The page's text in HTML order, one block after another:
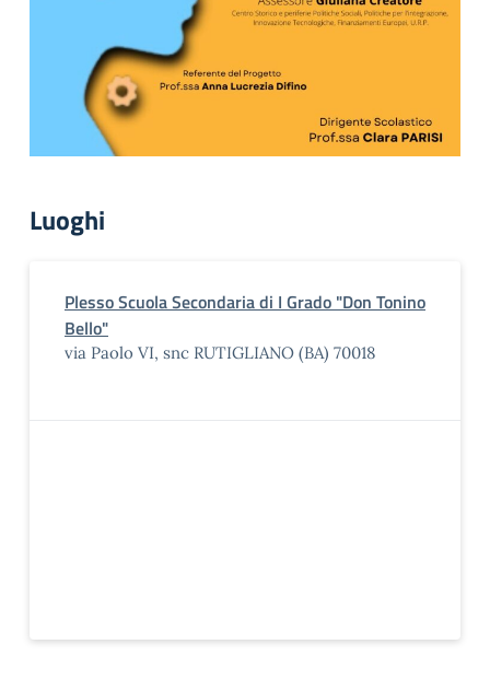
Luoghi
Plesso Scuola Secondaria di I Grado "Don Tonino
Bello"
via Paolo VI, snc RUTIGLIANO (BA) 70018